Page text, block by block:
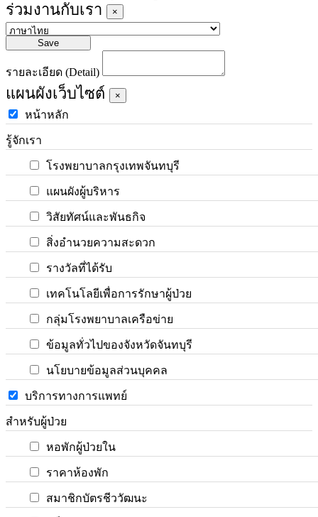
ร่วมงานกับเรา ×
Save
รายละเอียด (Detail)
แผนผังเว็บไซต์ ×
หน้าหลัก
รู้จักเรา
โรงพยาบาลกรุงเทพจันทบุรี
แผนผังผู้บริหาร
วิสัยทัศน์และพันธกิจ
สิ่งอำนวยความสะดวก
รางวัลที่ได้รับ
เทคโนโลยีเพื่อการรักษาผู้ป่วย
กลุ่มโรงพยาบาลเครือข่าย
ข้อมูลทั่วไปของจังหวัดจันทบุรี
นโยบายข้อมูลส่วนบุคคล
บริการทางการแพทย์
สำหรับผู้ป่วย
หอพักผู้ป่วยใน
ราคาห้องพัก
สมาชิกบัตรชีววัฒนะ